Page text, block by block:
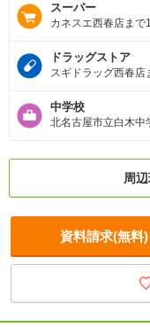
スーパー
カネスエ西春店ま
ドラッグストア
スギドラッグ西春
中学校
北名古屋市立白木中
周
資料請求(無料)